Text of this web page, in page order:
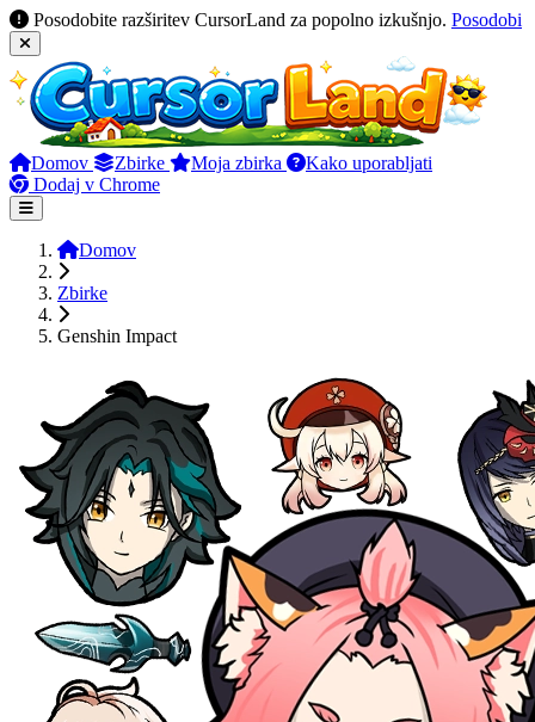
Posodobite razširitev CursorLand za popolno izkušnjo. Posodobi
Domov Zbirke Moja zbirka
Kako uporabljati
Dodaj v Chrome
Domov
Zbirke
Genshin Impact